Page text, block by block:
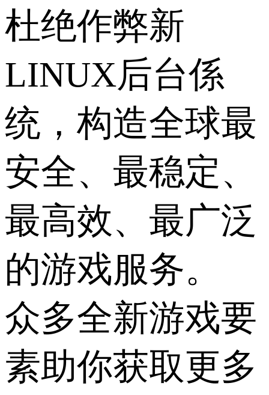
杜绝作弊新
LINUX后台係
统，构造全球最
安全、最稳定、
最高效、最广泛
的游戏服务。
众多全新游戏要
素助你获取更多